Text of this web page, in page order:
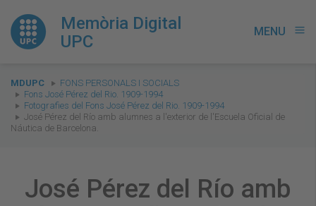
Memòria Digital
UPC
MENU menu
You
are
here:
MDUPC
FONS PERSONALS I SOCIALS
Fons José Pérez del Rio. 1909-1994
Fotografies del Fons José Pérez del Rio. 1909-1994
José Pérez del Río amb alumnes a l'exterior de l'Escuela Oficial de
Náutica de Barcelona.
José Pérez del Río amb